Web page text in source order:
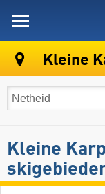
Kleine
Kleine